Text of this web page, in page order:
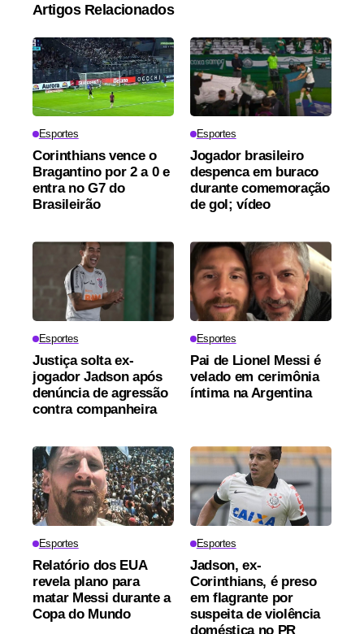
Artigos Relacionados
Esportes
Corinthians vence o
Bragantino por 2 a 0 e
entra no G7 do
Brasileirão
Esportes
Jogador brasileiro
despenca em buraco
durante comemoração
de gol; vídeo
Esportes
Justiça solta ex-
jogador Jadson após
denúncia de agressão
contra companheira
Esportes
Pai de Lionel Messi é
velado em cerimônia
íntima na Argentina
Esportes
Relatório dos EUA
revela plano para
matar Messi durante a
Copa do Mundo
Esportes
Jadson, ex-
Corinthians, é preso
em flagrante por
suspeita de violência
doméstica no PR